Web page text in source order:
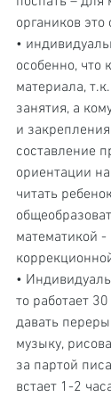
органиков
•
особенно, что
материала,
занятия, а
и
составление
ориентации
читать
математикой -
•
то работает
давать
музыку,
за партой
встает 1-2